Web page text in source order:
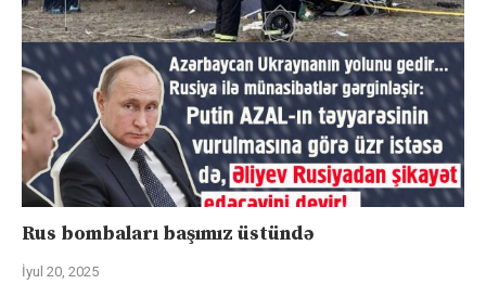
Rus bombaları başımız üstündə
İyul 20, 2025